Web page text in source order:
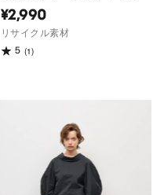
¥2,990
リサイクル素材
5 (1)